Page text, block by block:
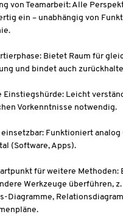
von Teamarbeit: Alle
ein – unabhängig von
Bietet Raum für
und bindet auch
Einstiegshürde: Leicht
Vorkenntnisse notwendig.
Funktioniert analog
(Software, Apps).
für weitere Methoden:
Werkzeuge überführen, z.
Diagramme,